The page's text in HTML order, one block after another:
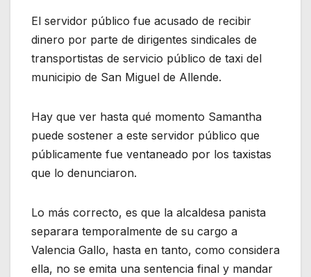
El servidor público fue acusado de recibir
dinero por parte de dirigentes sindicales de
transportistas de servicio público de taxi del
municipio de San Miguel de Allende.
Hay que ver hasta qué momento Samantha
puede sostener a este servidor público que
públicamente fue ventaneado por los taxistas
que lo denunciaron.
Lo más correcto, es que la alcaldesa panista
separara temporalmente de su cargo a
Valencia Gallo, hasta en tanto, como considera
ella, no se emita una sentencia final y mandar